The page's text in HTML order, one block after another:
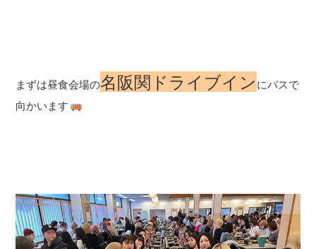
まずは昼食会場の名阪関ドライブイン にバスで
向かいます